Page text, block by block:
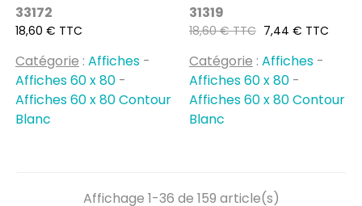
33172
Prix
18,60 € TTC
Catégorie : Affiches -
Affiches 60 x 80 -
Affiches 60 x 80 Contour
Blanc
31319
Prix
18,60 € TTC Prix
7,44 € TTC
Catégorie : Affiches -
Affiches 60 x 80 -
Affiches 60 x 80 Contour
Blanc
Affichage 1-36 de 159 article(s)